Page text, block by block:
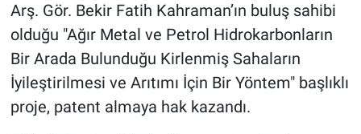
Arş. Gör. Bekir Fatih Kahraman’ın buluş sahibi
olduğu "Ağır Metal ve Petrol Hidrokarbonların
Bir Arada Bulunduğu Kirlenmiş Sahaların
İyileştirilmesi ve Arıtımı İçin Bir Yöntem" başlıklı
proje, patent almaya hak kazandı.